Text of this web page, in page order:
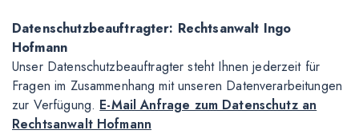
Datenschutzbeauftragter: Rechtsanwalt Ingo
Hofmann
Unser Datenschutzbeauftragter steht Ihnen jederzeit für
Fragen im Zusammenhang mit unseren Datenverarbeitungen
zur Verfügung. E-Mail Anfrage zum Datenschutz an
Rechtsanwalt Hofmann